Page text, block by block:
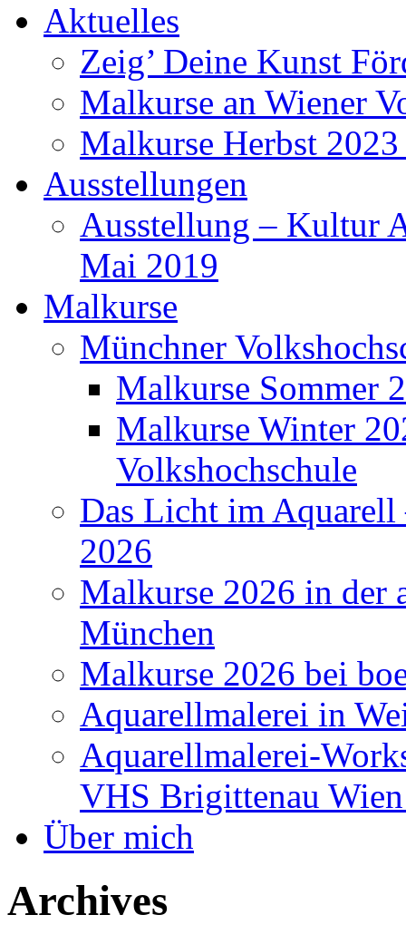
Aktuelles
Zeig’ Deine Kunst
Malkurse an Wiener
Malkurse Herbst
Ausstellungen
Ausstellung – Kultur
Mai 2019
Malkurse
Münchner
Malkurse Sommer
Malkurse Winter
Volkshochschule
Das Licht im
2026
Malkurse 2026 in der
München
Malkurse 2026 bei
Aquarellmalerei in
Aquarellmalerei-
VHS Brigittenau
Über mich
Archives